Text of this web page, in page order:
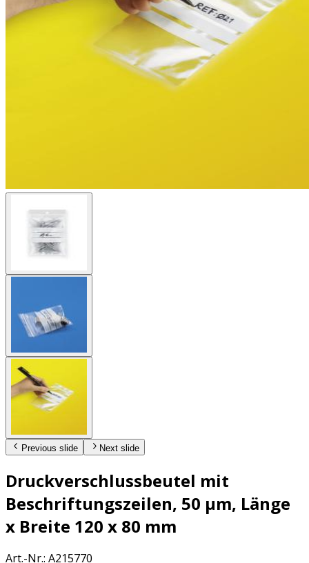
Previous slide Next slide
Druckverschlussbeutel mit
Beschriftungszeilen, 50 µm, Länge
x Breite 120 x 80 mm
Art.-Nr.: A215770